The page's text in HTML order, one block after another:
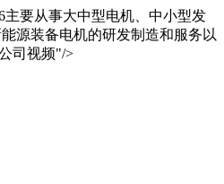
主要从事大中型电机、中小型发
源装备电机的研发制造和服务以
司视频"/>